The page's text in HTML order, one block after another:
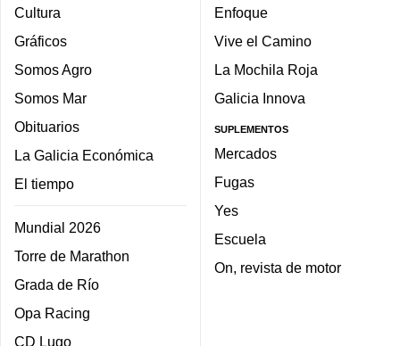
Cultura
Gráficos
Somos Agro
Somos Mar
Obituarios
La Galicia Económica
El tiempo
Mundial 2026
Torre de Marathon
Grada de Río
Opa Racing
CD Lugo
Enfoque
Vive el Camino
La Mochila Roja
Galicia Innova
SUPLEMENTOS
Mercados
Fugas
Yes
Escuela
On, revista de motor